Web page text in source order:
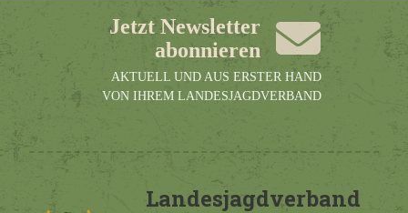
Jetzt Newsletter
abonnieren
AKTUELL UND AUS ERSTER HAND
VON IHREM LANDESJAGDVERBAND
Landesjagdverband